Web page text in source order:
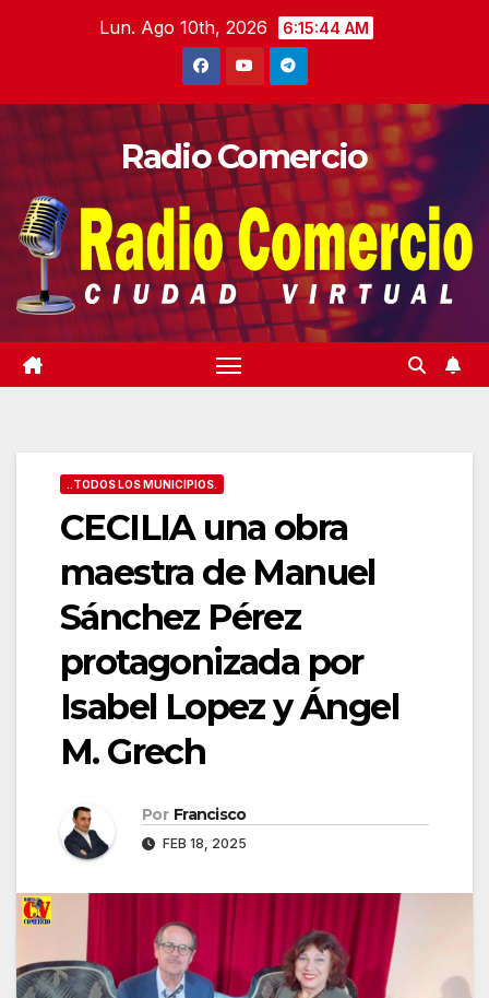
Lun. Ago 10th, 2026 6:15:45 AM
Radio Comercio
..TODOS LOS MUNICIPIOS.
CECILIA una obra
maestra de Manuel
Sánchez Pérez
protagonizada por
Isabel Lopez y Ángel
M. Grech
Por Francisco
FEB 18, 2025